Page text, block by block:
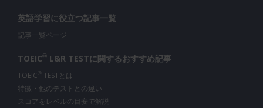
英語学習に役立つ記事一覧
記事一覧ページ
TOEIC® L&R TESTに関するおすすめ記事
TOEIC ® TESTとは
特徴・他のテストとの違い
スコアをレベルの目安で解説